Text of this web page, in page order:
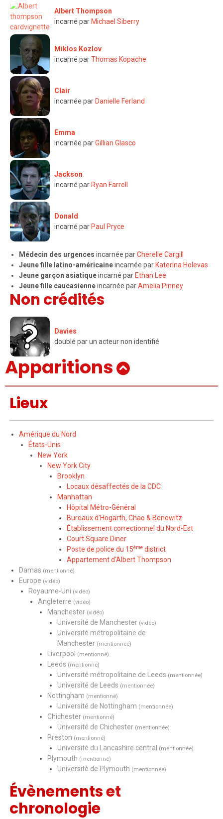
Albert Thompson
incarné par Michael Siberry
Miklos Kozlov
incarné parThomas Kopache
Clair
incarnée par Danielle Ferland
Emma
incarnée parGillian Glasco
Jackson
incarné par Ryan Farrell
Donald
incarné par Paul Pryce
Médecin des urgences incarnée parCherelle Cargill
Jeune fille latino-américaineincarnée par Katerina Holevas
Jeune garçon asiatiqueincarné par Ethan Lee
Jeune fille caucasienneincarnée parAmelia Pinney
Non crédités
Davies
doublé par un acteur non identifié
Apparitions
Lieux
Amérique du Nord
États-Unis
New York
New York City
Brooklyn
Locaux désaffectés de la CDC
Manhattan
Hôpital Métro-Général
Bureaux d'Hogarth, Chao & Benowitz
Établissement correctionnel du Nord-Est
Court Square Diner
Poste de police du 15èmedistrict
Appartement d'Albert Thompson
Damas (mentionné)
Europe (vidéo)
Royaume-Uni (vidéo)
Angleterre (vidéo)
Manchester (vidéo)
Université de Manchester (vidéo)
Université métropolitaine de
Manchester (mentionnée)
Liverpool (mentionné)
Leeds (mentionné)
Université métropolitaine de Leeds (mentionnée)
Université de Leeds (mentionnée)
Nottingham (mentionné)
Université de Nottingham (mentionnée)
Chichester (mentionné)
Université de Chichester (mentionnée)
Preston (mentionné)
Université du Lancashire central (mentionnée)
Plymouth (mentionné)
Université de Plymouth (mentionnée)
Évènementset
chronologie